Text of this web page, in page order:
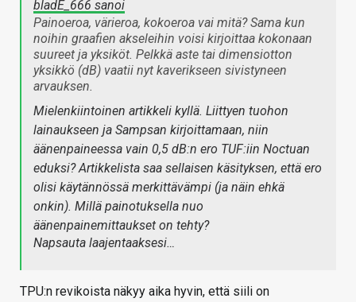
bladE_666 sanoi
Painoeroa, värieroa, kokoeroa vai mitä? Sama kun
noihin graafien akseleihin voisi kirjoittaa kokonaan
suureet ja yksiköt. Pelkkä aste tai dimensiotton
yksikkö (dB) vaatii nyt kaverikseen sivistyneen
arvauksen.
Mielenkiintoinen artikkeli kyllä. Liittyen tuohon
lainaukseen ja Sampsan kirjoittamaan, niin
äänenpaineessa vain 0,5 dB:n ero TUF:iin Noctuan
eduksi? Artikkelista saa sellaisen käsityksen, että ero
olisi käytännössä merkittävämpi (ja näin ehkä
onkin). Millä painotuksella nuo
äänenpainemittaukset on tehty?
Napsauta laajentaaksesi…
TPU:n revikoista näkyy aika hyvin, että siili on